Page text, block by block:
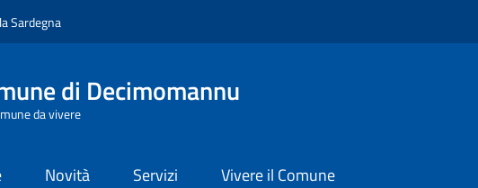
Sardegna
di Decimomannu
da vivere
Novità Servizi Vivere il Comune